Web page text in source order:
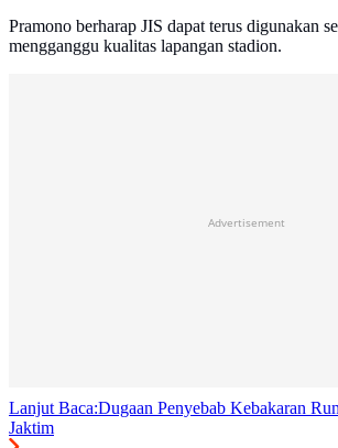
Pramono berharap JIS dapat terus digunakan
mengganggu kualitas lapangan stadion.
Advertisement
Lanjut Baca:Dugaan Penyebab Kebakaran
Jaktim